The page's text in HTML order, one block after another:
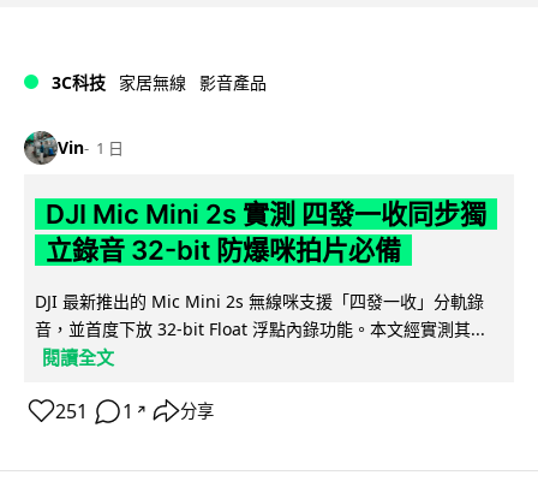
3C科技 家居無線 影音產品
Vin 1 日
DJI Mic Mini 2s 實測 四發一收同步獨
立錄音 32-bit 防爆咪拍片必備
DJI 最新推出的 Mic Mini 2s 無線咪支援「四發一收」分軌錄
音，並首度下放 32-bit Float 浮點內錄功能。本文經實測其...
閱讀全文
251 1 ↗ 分享